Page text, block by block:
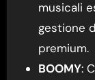
musicali
gestione
premium.
BOOMY: